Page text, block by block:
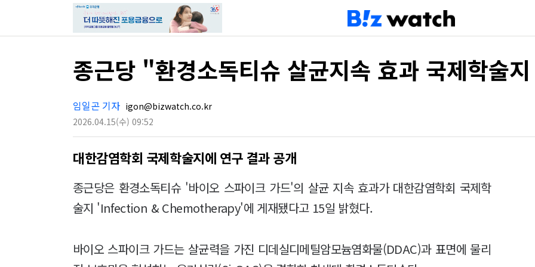
종근당 "환경소독티슈 살균지속 효과 국제학술
임일곤 기자 igon@bizwatch.co.kr
2026.04.15(수) 09:52
대한감염학회 국제학술지에 연구 결과 공개
종근당은 환경소독티슈 '바이오 스파이크 가드'의 살균 지속 효과가 대한감염학회 국제학
술지 'Infection & Chemotherapy'에 게재됐다고 15일 밝혔다.
바이오 스파이크 가드는 살균력을 가진 디데실디메틸암모늄염화물(DDAC)과 표면에 물리